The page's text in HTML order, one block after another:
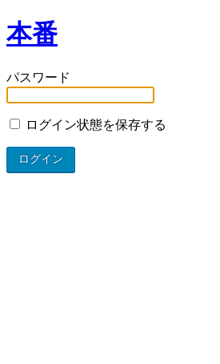
本番
パスワード
ログイン状態を保存する